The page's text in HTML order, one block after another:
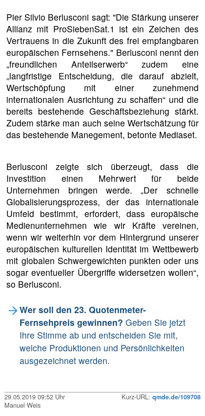
Pier Silvio Berlusconi sagt: "Die Stärkung unserer
Allianz mit ProSiebenSat.1 ist ein Zeichen des
Vertrauens in die Zukunft des frei empfangbaren
europäischen Fernsehens." Berlusconi nennt den
„freundlichen Anteilserwerb“ zudem eine
„langfristige Entscheidung, die darauf abzielt,
Wertschöpfung mit einer zunehmend
internationalen Ausrichtung zu schaffen“ und die
bereits bestehende Geschäftsbeziehung stärkt.
Zudem stärke man auch seine Wertschätzung für
das bestehende Manegement, betonte Mediaset.
Berlusconi zeigte sich überzeugt, dass die
Investition einen Mehrwert für beide
Unternehmen bringen werde. „Der schnelle
Globalisierungsprozess, der das internationale
Umfeld bestimmt, erfordert, dass europäische
Medienunternehmen wie wir Kräfte vereinen,
wenn wir weiterhin vor dem Hintergrund unserer
europäischen kulturellen Identität im Wettbewerb
mit globalen Schwergewichten punkten oder uns
sogar eventueller Übergriffe widersetzen wollen“,
so Berlusconi.
Wer soll den 23. Quotenmeter-
Fernsehpreis gewinnen? Geben Sie jetzt
Ihre Stimme ab und entscheiden Sie mit,
welche Produktionen und Persönlichkeiten
ausgezeichnet werden.
29.05.2019 09:52 Uhr Kurz-URL: qmde.de/109708
Manuel Weis